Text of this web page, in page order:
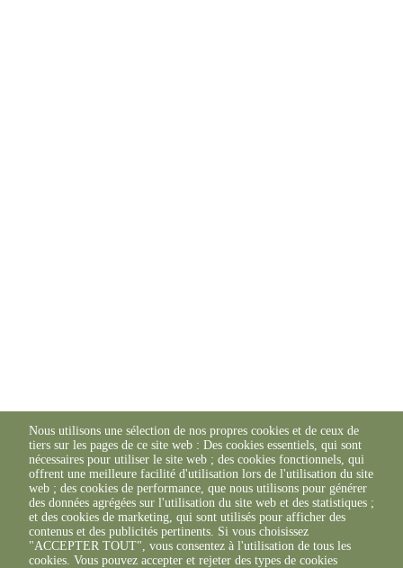
Nous utilisons une sélection de nos propres cookies et de ceux de
tiers sur les pages de ce site web : Des cookies essentiels, qui sont
nécessaires pour utiliser le site web ; des cookies fonctionnels, qui
offrent une meilleure facilité d'utilisation lors de l'utilisation du site
web ; des cookies de performance, que nous utilisons pour générer
des données agrégées sur l'utilisation du site web et des statistiques ;
et des cookies de marketing, qui sont utilisés pour afficher des
contenus et des publicités pertinents. Si vous choisissez
"ACCEPTER TOUT", vous consentez à l'utilisation de tous les
cookies. Vous pouvez accepter et rejeter des types de cookies